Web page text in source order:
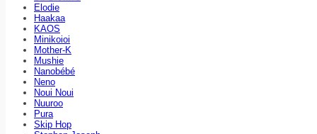
Elodie
Haakaa
KAOS
Minikoioi
Mother-K
Mushie
Nanobébé
Neno
Noui Noui
Nuuroo
Pura
Skip Hop